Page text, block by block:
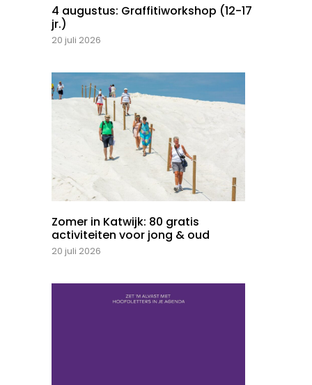
4 augustus: Graffitiworkshop (12-17
jr.)
20 juli 2026
Zomer in Katwijk: 80 gratis
activiteiten voor jong & oud
20 juli 2026